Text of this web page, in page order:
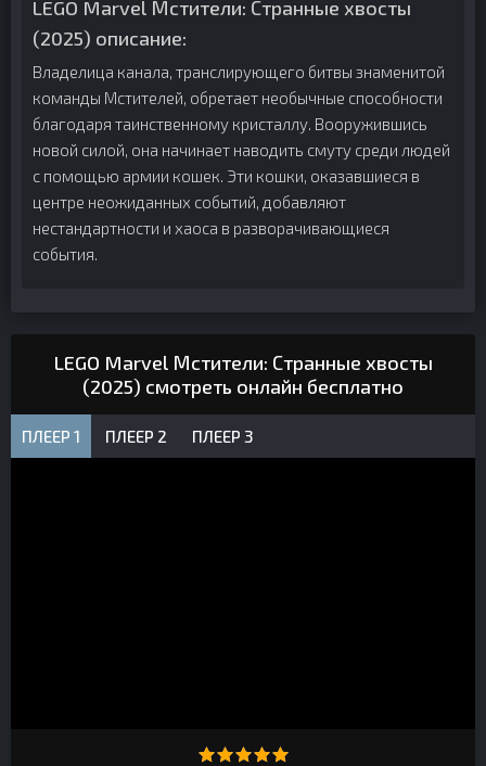
LEGO Marvel Мстители: Странные хвосты
(2025) описание:
Владелица канала, транслирующего битвы знаменитой
команды Мстителей, обретает необычные способности
благодаря таинственному кристаллу. Вооружившись
новой силой, она начинает наводить смуту среди людей
с помощью армии кошек. Эти кошки, оказавшиеся в
центре неожиданных событий, добавляют
нестандартности и хаоса в разворачивающиеся
события.
LEGO Marvel Мстители: Странные хвосты
(2025) смотреть онлайн бесплатно
ПЛЕЕР 1 ПЛЕЕР 2 ПЛЕЕР 3